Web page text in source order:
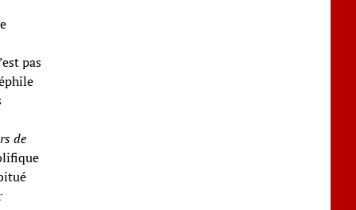
pas
de